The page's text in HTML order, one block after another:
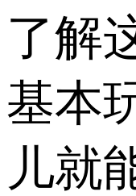
了解
基本
儿就